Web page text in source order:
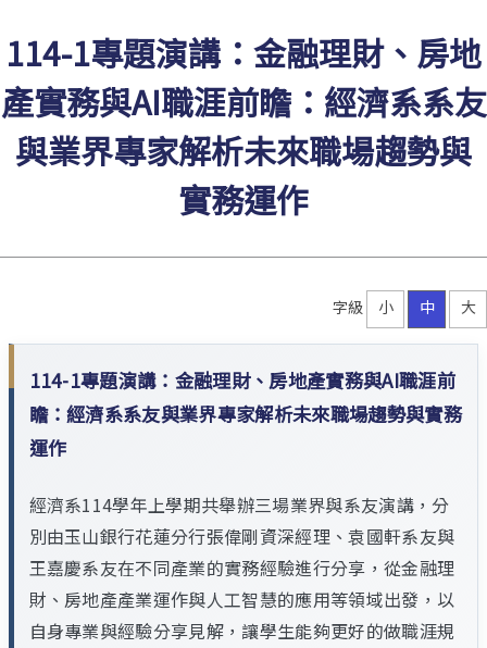
114-1專題演講：金融理財、房地
產實務與AI職涯前瞻：經濟系系友
與業界專家解析未來職場趨勢與
實務運作
字級 小 中 大
114-1專題演講：金融理財、房地產實務與AI職涯前
瞻：經濟系系友與業界專家解析未來職場趨勢與實務
運作
經濟系114學年上學期共舉辦三場業界與系友演講，分
別由玉山銀行花蓮分行張偉剛資深經理、袁國軒系友與
王嘉慶系友在不同產業的實務經驗進行分享，從金融理
財、房地產產業運作與人工智慧的應用等領域出發，以
自身專業與經驗分享見解，讓學生能夠更好的做職涯規